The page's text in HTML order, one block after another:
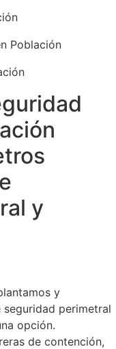
y
y
seguridad perimetral
opción.
de contención,